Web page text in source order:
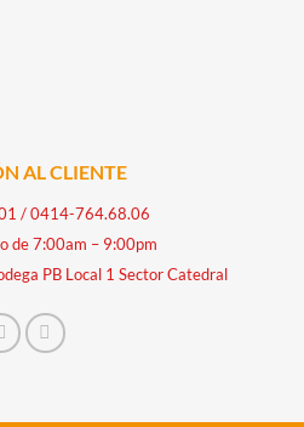
AL CLIENTE
/0414-764.68.06
de 7:00am – 9:00pm
PB Local 1 Sector Catedral